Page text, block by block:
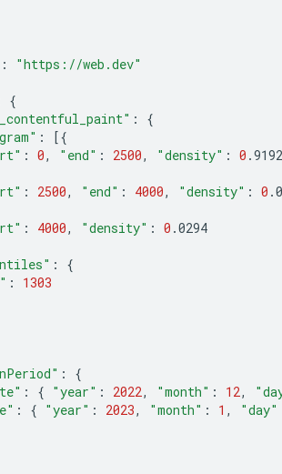
:
"https://web.dev"
{
:
{
:
[{
: 0, "end" : 2500, "density" : 0
: 2500, "end" : 4000, "density" : 0
: 4000, "density" : 0
:
{
:
1303
:
{
: { "year" : 2022, "month" : 12,
: { "year" : 2023, "month" : 1 , "day"